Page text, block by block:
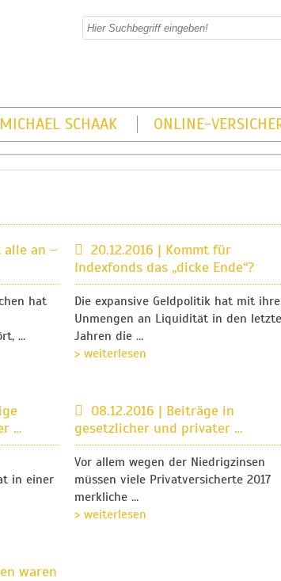
SCHAAK ONLINE-
alle an –
hat
…
20.12.2016 | Kommt für
Indexfonds das „dicke Ende“?
Die expansive Geldpolitik hat mit
Unmengen an Liquidität in den
Jahren die …
> weiterlesen
…
in einer
08.12.2016 | Beiträge in
gesetzlicher und privater …
Vor allem wegen der Niedrigzinsen
müssen viele Privatversicherte 2017
merkliche …
> weiterlesen
waren